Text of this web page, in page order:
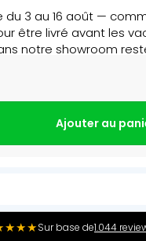
du 3 au 16 août —
être livré avant les
notre showroom
Sur base de1.044
Ajouter au